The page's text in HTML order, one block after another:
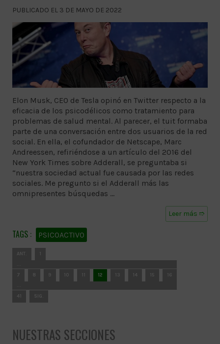
PUBLICADO EL 3 DE MAYO DE 2022
Elon Musk, CEO de Tesla opinó en Twitter respecto a la
eficacia de los psicodélicos como tratamiento para
problemas de salud mental. Al parecer, el tuit formaba
parte de una conversación entre dos usuarios de la red
social. En ella, el cofundador de Netscape, Marc
Andreessen, refiriéndose a un artículo del 2016 del
New York Times sobre Adderall, se preguntaba si
“nuestra sociedad actual fue causada por las redes
sociales. Me pregunto si el Adderall más las
omnipresentes búsquedas …
Leer más ➱
PSICOACTIVO
ANT.
1
7
8 9 10 11 12 13 14 15
16
41
SIG.
NUESTRAS SECCIONES